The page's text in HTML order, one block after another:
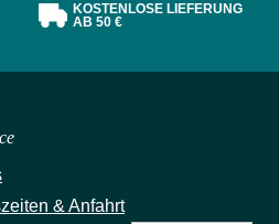
KOSTENLOSE LIEFERUNG
AB 50 €
& Anfahrt